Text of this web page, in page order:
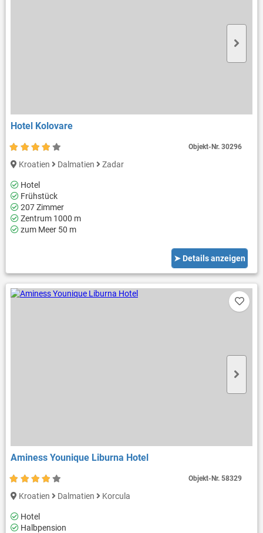
Hotel Kolovare
Kroatien Dalmatien Zadar
Hotel
Frühstück
207 Zimmer
Zentrum 1000 m
zum Meer 50 m
➤ Details anzeigen
Objekt-Nr.30296
Aminess Younique Liburna Hotel
Kroatien Dalmatien Korcula
Hotel
Halbpension
Objekt-Nr.58329